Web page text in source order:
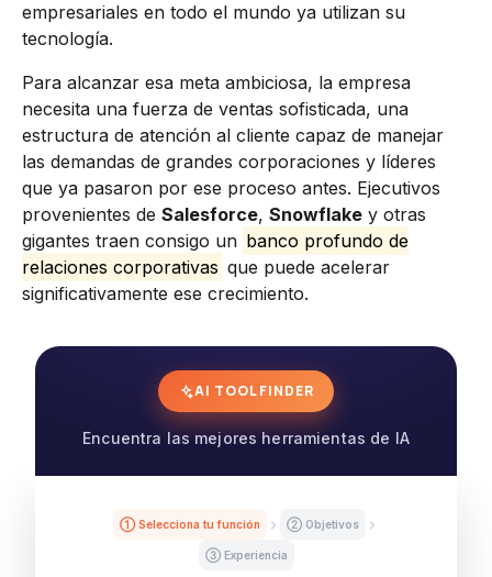
empresariales en todo el mundo ya utilizan su
tecnología.
Para alcanzar esa meta ambiciosa, la empresa
necesita una fuerza de ventas sofisticada, una
estructura de atención al cliente capaz de manejar
las demandas de grandes corporaciones y líderes
que ya pasaron por ese proceso antes. Ejecutivos
provenientes de Salesforce, Snowflake y otras
gigantes traen consigo un banco profundo de
relaciones corporativas que puede acelerar
significativamente ese crecimiento.
AI TOOL FINDER
Encuentra las mejores herramientas de IA
① Selecciona tu función ② Objetivos
③ Experiencia